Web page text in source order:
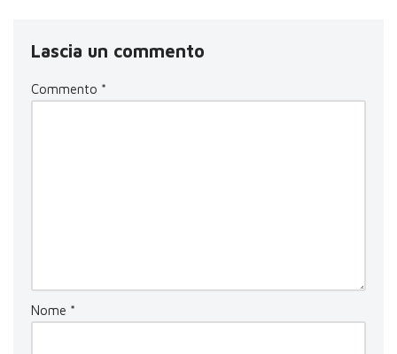
Lascia un commento
Commento *
Nome *